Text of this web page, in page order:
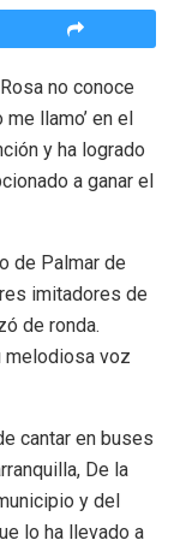
no conoce
llamo’ en el
y ha logrado
a ganar el
de Palmar de
imitadores de
de ronda.
melodiosa voz
cantar en buses
De la
y del
lo ha llevado a